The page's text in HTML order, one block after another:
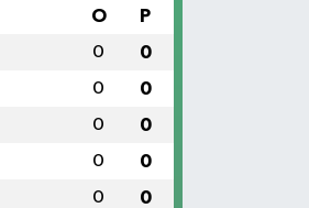
O P
0 0
0 0
0 0
0 0
0 0